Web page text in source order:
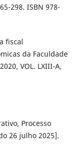
298. ISBN 978-
fiscal
da Faculdade
VOL. LXIII-A,
Processo
26 julho 2025].